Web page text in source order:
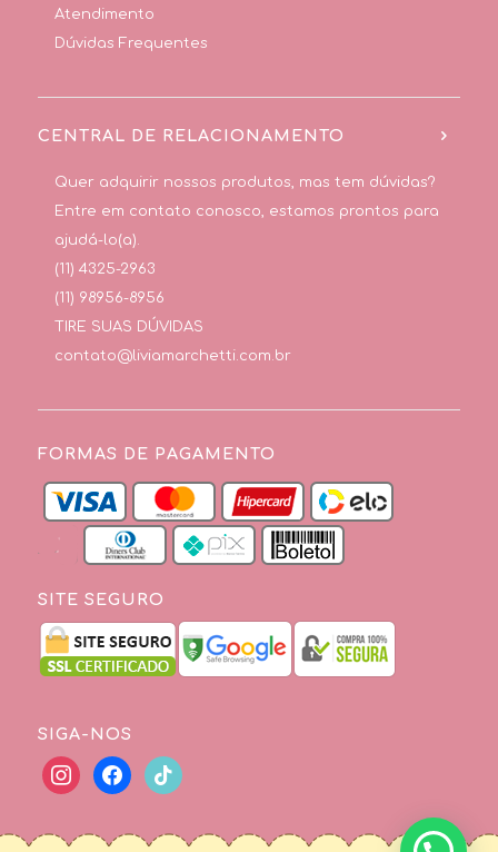
Atendimento
Dúvidas Frequentes
CENTRAL DE RELACIONAMENTO
Quer adquirir nossos produtos, mas tem dúvidas?
Entre em contato conosco, estamos prontos para
ajudá-lo(a).
(11) 4325-2963
(11) 98956-8956
TIRE SUAS DÚVIDAS
contato@liviamarchetti.com.br
FORMAS DE PAGAMENTO
SITE SEGURO
SIGA-NOS